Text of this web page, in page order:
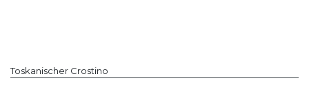
Toskanischer Crostino